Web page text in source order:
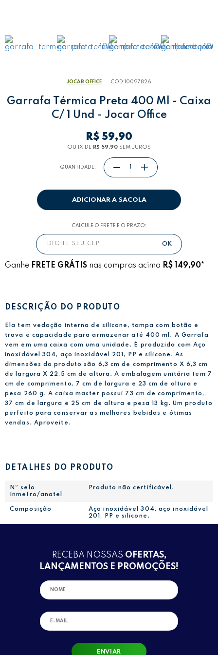
JOCAR OFFICE CÓD: 10097826
Garrafa Térmica Preta 400 Ml - Caixa
C/ 1 Und - Jocar Office
R$ 59,90
OU 1X DE R$ 59,90 SEM JUROS
QUANTIDADE:
ADICIONAR A SACOLA
CALCULE O FRETE E O PRAZO:
Ganhe FRETE GRÁTIS nas compras acima R$ 149,90*
DESCRIÇÃO DO PRODUTO
Ela tem vedação interna de silicone, tampa com botão e
trava e capacidade para armazenar até 400 ml. A Garrafa
vem em uma caixa com uma unidade. É produzida com Aço
inoxidável 304, aço inoxidável 201, PP e silicone. As
dimensões do produto são 6,3 cm de comprimento X 6,3 cm
de largura X 22,5 cm de altura. A embalagem unitária tem 7
cm de comprimento, 7 cm de largura e 23 cm de altura e
pesa 260 g. A caixa master possui 73 cm de comprimento,
37 cm de largura e 25 cm de altura e pesa 13 kg. Um produto
perfeito para conservar as melhores bebidas e ótimas
vendas. Aproveite.
DETALHES DO PRODUTO
Nº selo
Inmetro/anatel
Produto não certificável.
Composição
Aço inoxidável 304, aço inoxidável
201, PP e silicone.
RECEBA NOSSAS OFERTAS,
LANÇAMENTOS E PROMOÇÕES!
ENVIAR